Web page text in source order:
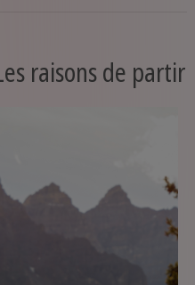
raisons de partir